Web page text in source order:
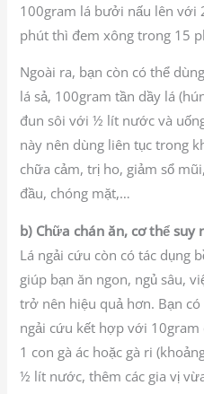
100gram lá bưởi nấu lên với
phút thì đem xông trong 15
Ngoài ra, bạn còn có thể
lá sả, 100gram tần dầy lá
đun sôi với ½ lít nước và
này nên dùng liên tục trong
chữa cảm, trị ho, giảm sổ
đầu, chóng mặt,…
b) Chữa chán ăn, cơ thể suy
Lá ngải cứu còn có tác dụng
giúp bạn ăn ngon, ngủ sâu,
trở nên hiệu quả hơn. Bạn
ngải cứu kết hợp với
1 con gà ác hoặc gà ri
½ lít nước, thêm các gia vị